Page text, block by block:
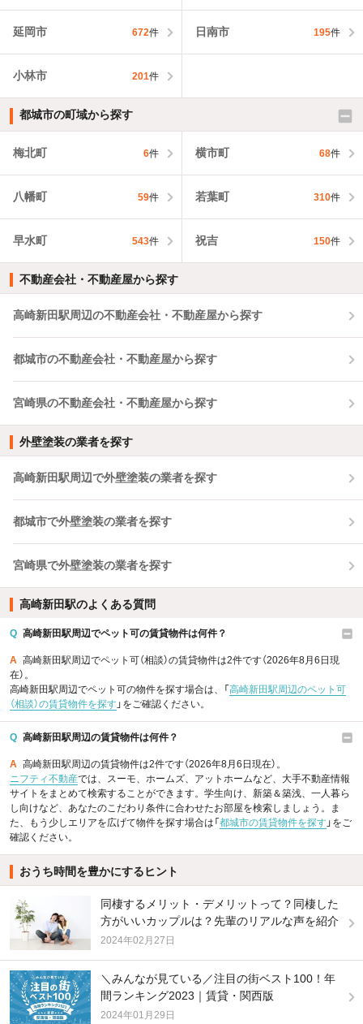
延岡市 672件 日南市 195件
小林市 201件
都城市の町域から探す
梅北町 6件 横市町 68件
八幡町 59件 若葉町 310件
早水町 543件 祝吉 150件
不動産会社・不動産屋から探す
高崎新田駅周辺の不動産会社・不動産屋から探す
都城市の不動産会社・不動産屋から探す
宮崎県の不動産会社・不動産屋から探す
外壁塗装の業者を探す
高崎新田駅周辺で外壁塗装の業者を探す
都城市で外壁塗装の業者を探す
宮崎県で外壁塗装の業者を探す
高崎新田駅のよくある質問
Q 高崎新田駅周辺でペット可の賃貸物件は何件？
A 高崎新田駅周辺でペット可（相談）の賃貸物件は2件です（2026年8月6日現
在）。
高崎新田駅周辺でペット可の物件を探す場合は、「 高崎新田駅周辺のペット可
（相談）の賃貸物件を探す 」をご確認ください。
Q 高崎新田駅周辺の賃貸物件は何件？
A 高崎新田駅周辺の賃貸物件は2件です（2026年8月6日現在）。
ニフティ不動産では、スーモ、ホームズ、アットホームなど、大手不動産情報
サイトをまとめて検索することができます。学生向け、新築＆築浅、一人暮ら
し向けなど、あなたのこだわり条件に合わせたお部屋を検索しましょう。ま
た、もう少しエリアを広げて物件を探す場合は「 都城市の賃貸物件を探す 」をご
確認ください。
おうち時間を豊かにするヒント
同棲するメリット・デメリットって？同棲した
方がいいカップルは？先輩のリアルな声を紹介
2024年02月27日
＼みんなが見ている／注目の街ベスト100！年
間ランキング2023｜賃貸・関西版
2024年01月29日